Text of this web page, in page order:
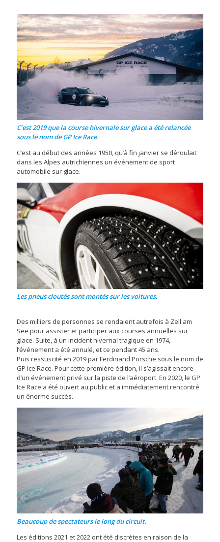
C’est 2019 que la course hivernale sur glace a été relancée
sous le nom de GP Ice Race.
C’est au début des années 1950, qu’à fin janvier se déroulait
dans les Alpes autrichiennes un événement de sport
automobile sur glace.
Les pneus cloutés sont montés sur les voitures.
Des milliers de personnes se rendaient autrefois à Zell am
See pour assister et participer aux courses annuelles sur
glace. Suite, à un incident hivernal tragique en 1974,
l’événement a été annulé, et ce pendant 45 ans.
Puis ressuscité en 2019 par Ferdinand Porsche sous le nom de
GP Ice Race. Pour cette première édition, il s’agissait encore
d’un événement privé sur la piste de l’aéroport. En 2020, le GP
Ice Race a été ouvert au public et a immédiatement rencontré
un énorme succès.
Beaucoup de spectateurs le long du circuit.
Les éditions 2021 et 2022 ont été discrètes en raison de la